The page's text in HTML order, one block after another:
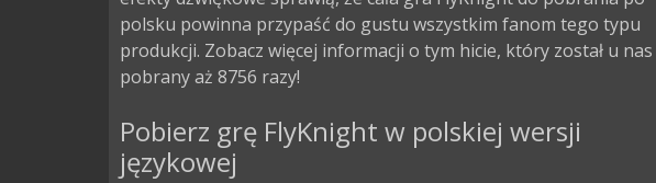
polsku powinna przypaść do gustu wszystkim fanom tego typu
produkcji. Zobacz więcej informacji o tym hicie, który został u nas
pobrany aż 8756 razy!
Pobierz grę FlyKnight w polskiej wersji
językowej